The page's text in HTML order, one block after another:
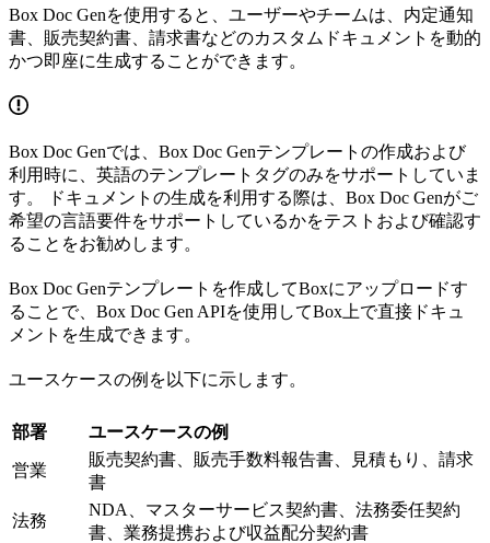
Box Doc Genを使用すると、ユーザーやチームは、内定通知
書、販売契約書、請求書などのカスタムドキュメントを動的
かつ即座に生成することができます。
Box Doc Genでは、Box Doc Genテンプレートの作成および
利用時に、英語のテンプレートタグのみをサポートしていま
す。 ドキュメントの生成を利用する際は、Box Doc Genがご
希望の言語要件をサポートしているかをテストおよび確認す
ることをお勧めします。
Box Doc Genテンプレートを作成してBoxにアップロードす
ることで、Box Doc Gen APIを使用してBox上で直接ドキュ
メントを生成できます。
ユースケースの例を以下に示します。
部署 ユースケースの例
営業
販売契約書、販売手数料報告書、見積もり、請求
書
法務
NDA、マスターサービス契約書、法務委任契約
書、業務提携および収益配分契約書